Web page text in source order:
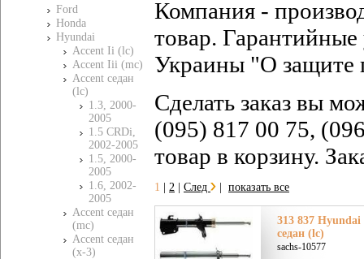
Ford
Honda
Hyundai
Accent Ii (lc)
Accent Iii (mc)
Accent седан
(lc)
1.3, 2000-
2005
1.5 CRDi,
2002-2005
1.5, 2000-
2005
1.6, 2002-
2005
Accent седан
(mc)
Accent седан
(x-3)
Компания -
товар. Гарантийные
Украины "О защите
Сделать заказ вы
(095) 817 00 75,
товар в корзину.
1 2 След показать все
313 837
седан (lc)
sachs-10577